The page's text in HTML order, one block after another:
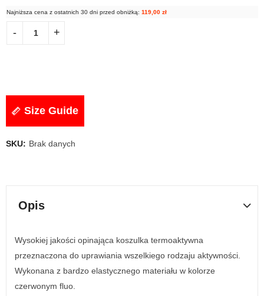
Najniższa cena z ostatnich 30 dni przed obniżką: 119,00 zł
Size Guide
SKU: Brak danych
Opis
Wysokiej jakości opinająca koszulka termoaktywna
przeznaczona do uprawiania wszelkiego rodzaju aktywności.
Wykonana z bardzo elastycznego materiału w kolorze
czerwonym fluo.